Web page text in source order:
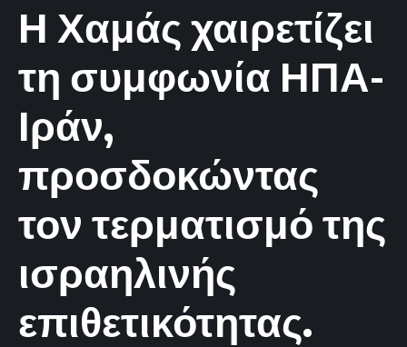
Η Χαμάς χαιρετίζει
τη συμφωνία ΗΠΑ-
Ιράν,
προσδοκώντας
τον τερματισμό της
ισραηλινής
επιθετικότητας.